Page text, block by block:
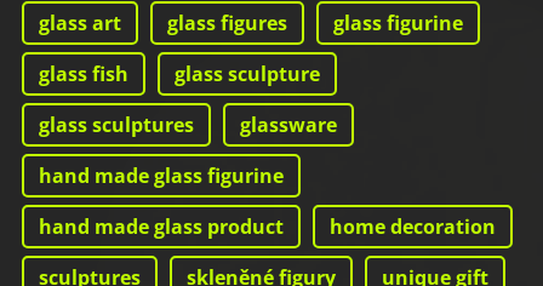
glass art
glass figures
glass figurine
glass fish
glass sculpture
glass sculptures
glassware
hand made glass figurine
hand made glass product
home decoration
sculptures
skleněné figury unique gift